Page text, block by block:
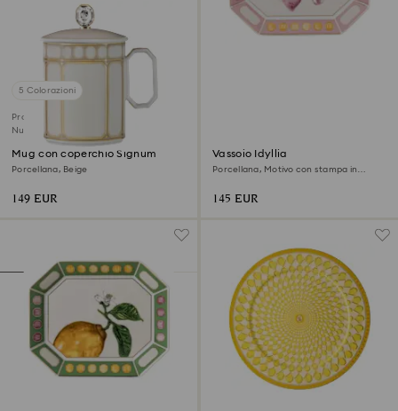
5 Colorazioni
Prodotto esclusivo SCS
Nuovo
Mug con coperchio Signum
Porcellana, Beige
149 EUR
Vassoio Idyllia
Porcellana, Motivo con stampa in
145 EUR